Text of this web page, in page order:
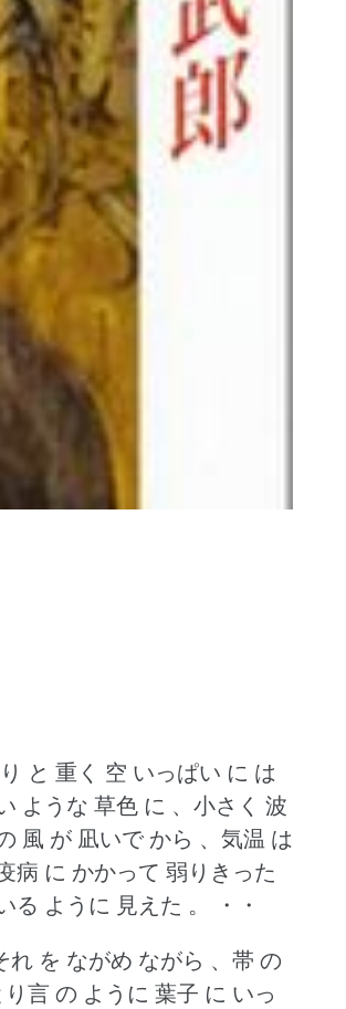
と 重く 空 いっぱい に は
ような 草色 に 、小さく 波
風 が 凪いで から 、気温 は
病 に かかって 弱りきった
ように 見えた 。
・・
を ながめ ながら 、帯 の
言 の ように 葉子 に いっ